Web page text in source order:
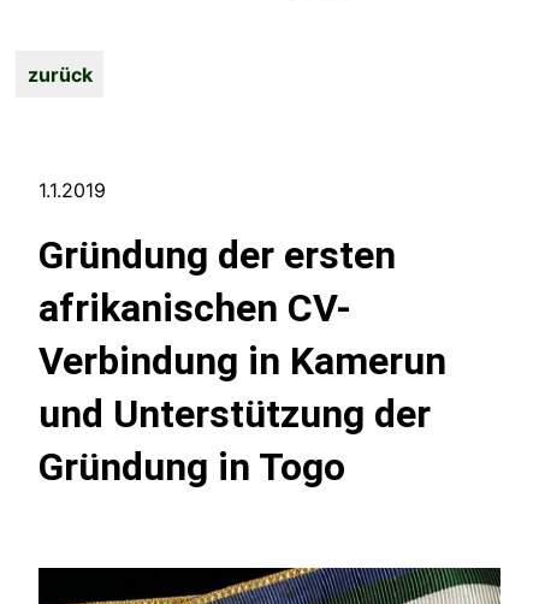
zurück
1.1.2019
Gründung der ersten
afrikanischen CV-
Verbindung in Kamerun
und Unterstützung der
Gründung in Togo